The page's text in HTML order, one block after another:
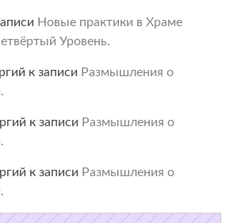
Новые практики в Храме
Уровень.
к записи Размышления о
к записи Размышления о
к записи Размышления о